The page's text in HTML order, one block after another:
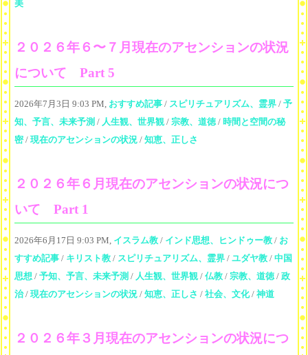
美
２０２６年６〜７月現在のアセンションの状況
について Part 5
2026年7月3日 9:03 PM, おすすめ記事 / スピリチュアリズム、霊界 / 予
知、予言、未来予測 / 人生観、世界観 / 宗教、道徳/ 時間と空間の秘
密/ 現在のアセンションの状況 / 知恵、正しさ
２０２６年６月現在のアセンションの状況につ
いて Part 1
2026年6月17日 9:03 PM, イスラム教 / インド思想、ヒンドゥー教 / お
すすめ記事 / キリスト教 / スピリチュアリズム、霊界 / ユダヤ教 / 中国
思想 / 予知、予言、未来予測 / 人生観、世界観 / 仏教 / 宗教、道徳/ 政
治/ 現在のアセンションの状況 / 知恵、正しさ / 社会、文化/ 神道
２０２６年３月現在のアセンションの状況につ